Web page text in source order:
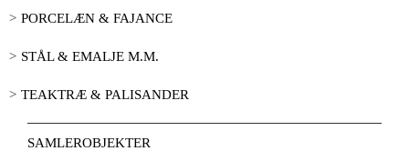
PORCELÆN & FAJANCE
STÅL & EMALJE M.M.
TEAKTRÆ & PALISANDER
SAMLEROBJEKTER